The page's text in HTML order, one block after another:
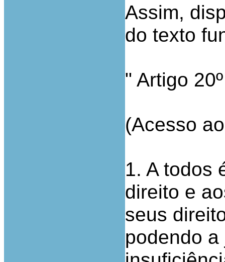
Assim,
do texto
" Artigo 20º
(Acesso
1. A todos
direito e
seus
podendo